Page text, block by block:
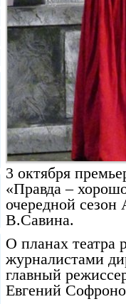
3 октября
«Правда –
очередной
В.Савина.
О планах театра
журналистами
главный
Евгений